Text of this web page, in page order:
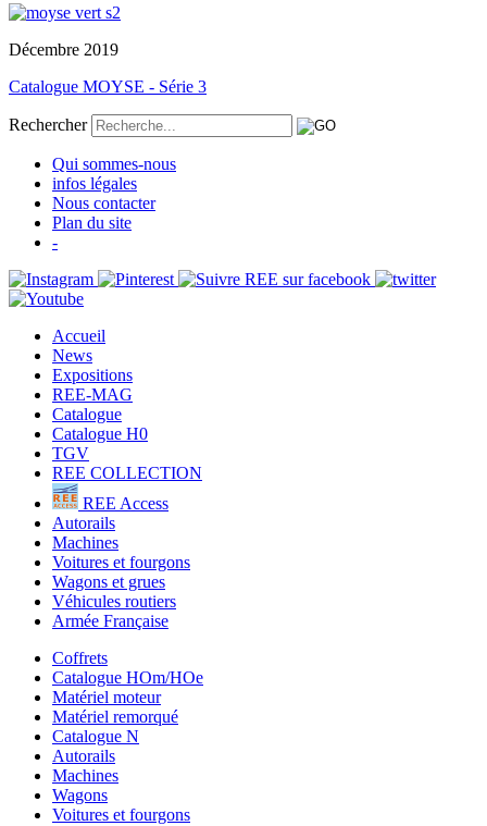
Décembre 2019
Catalogue MOYSE - Série 3
Rechercher
Qui sommes-nous
infos légales
Nous contacter
Plan du site
-
Accueil
News
Expositions
REE-MAG
Catalogue
Catalogue H0
TGV
REE COLLECTION
REE Access
Autorails
Machines
Voitures et fourgons
Wagons et grues
Véhicules routiers
Armée Française
Coffrets
Catalogue HOm/HOe
Matériel moteur
Matériel remorqué
Catalogue N
Autorails
Machines
Wagons
Voitures et fourgons